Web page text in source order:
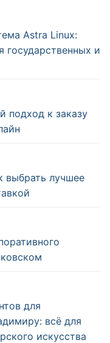
Astra Linux:
государственных и
подход к заказу
лучшее
для
всё для
искусства